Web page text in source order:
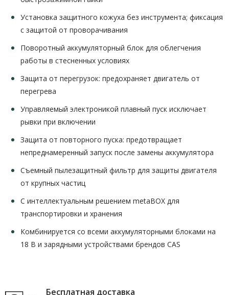
Установка защитного кожуха без инструмента; фиксация
с защитой от проворачивания
Поворотный аккумуляторный блок для облегчения
работы в стесненных условиях
Защита от перегрузок: предохраняет двигатель от
перегрева
Управляемый электроникой плавный пуск исключает
рывки при включении
Защита от повторного пуска: предотвращает
непреднамеренный запуск после замены аккумулятора
Съемный пылезащитный фильтр для защиты двигателя
от крупных частиц
С интеллектуальным решением metaBOX для
транспортировки и хранения
Комбинируется со всеми аккумуляторными блоками на
18 В и зарядными устройствами брендов CAS
Бесплатная доставка